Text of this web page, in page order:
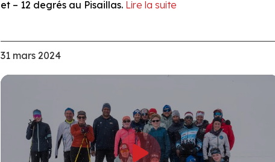
et – 12 degrés au Pisaillas. Lire la suite
31 mars 2024